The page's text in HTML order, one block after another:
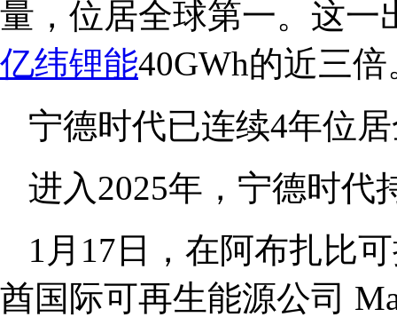
量，位居全球第一。这一
亿纬锂能40GWh的近三倍
宁德时代已连续4年位
进入2025年，宁德时代
1月17日，在阿布扎比
酋国际可再生能源公司